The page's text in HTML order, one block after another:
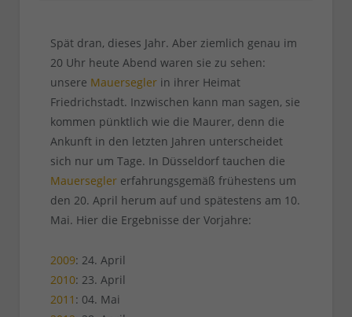
Spät dran, dieses Jahr. Aber ziemlich genau im
20 Uhr heute Abend waren sie zu sehen:
unsere Mauerseglerin ihrer Heimat
Friedrichstadt. Inzwischen kann man sagen, sie
kommen pünktlich wie die Maurer, denn die
Ankunft in den letzten Jahren unterscheidet
sich nur um Tage. In Düsseldorf tauchen die
Mauerseglererfahrungsgemäß frühestens um
den 20. April herum auf und spätestens am 10.
Mai. Hier die Ergebnisse der Vorjahre:
2009: 24. April
2010: 23. April
2011 : 04. Mai